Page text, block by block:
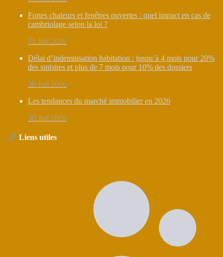
Fortes chaleurs et fenêtres ouvertes : quel impact en cas de
cambriolage selon la loi ?
31 Juil 2026
Délai d’indemnisation habitation : jusqu’à 4 mois pour 20%
des sinistres et plus de 7 mois pour 10% des dossiers
30 Juil 2026
Les tendances du marché immobilier en 2026
30 Juil 2026
Liens utiles